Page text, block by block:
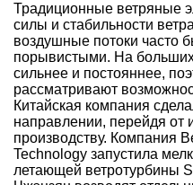
Традиционные ветряные
силы и стабильности
воздушные потоки часто
порывистыми. На
сильнее и постояннее,
рассматривают
Китайская компания
направлении, перейдя от
производству. Компания
Technology запустила
летающей ветротурбины